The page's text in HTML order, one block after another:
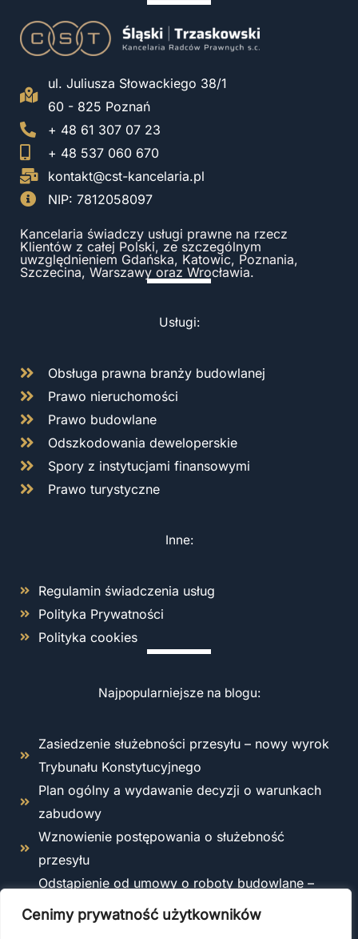
Cenimy prywatność użytkowników
ul. Juliusza Słowackiego 38/1
60 - 825 Poznań
+ 48 61 307 07 23
+ 48 537 060 670
kontakt@cst-kancelaria.pl
NIP: 7812058097
Kancelaria świadczy usługi prawne na rzecz
Klientów z całej Polski, ze szczególnym
uwzględnieniem Gdańska, Katowic, Poznania,
Szczecina, Warszawy oraz Wrocławia.
Usługi:
Obsługa prawna branży budowlanej
Prawo nieruchomości
Prawo budowlane
Odszkodowania deweloperskie
Spory z instytucjami finansowymi
Prawo turystyczne
Inne:
Regulamin świadczenia usług
Polityka Prywatności
Polityka cookies
Najpopularniejsze na blogu:
Zasiedzenie służebności przesyłu – nowy wyrok
Trybunału Konstytucyjnego
Plan ogólny a wydawanie decyzji o warunkach
zabudowy
Wznowienie postępowania o służebność
przesyłu
Odstąpienie od umowy o roboty budowlane –
kiedy i jak można to zrobić zgodnie z prawem?